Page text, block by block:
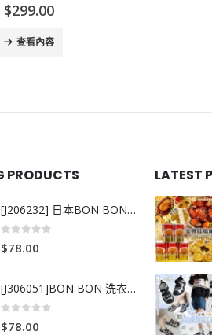
$78.00
查看內容
PRODUCTS
[J206232] 日本BON BON銀離子抗菌啫喱洗衣珠 (80粒)
$78.00
[J306051]BON BON 洗衣珠-牧場+爽+玫瑰葡萄-80粒
$78.00
LATEST